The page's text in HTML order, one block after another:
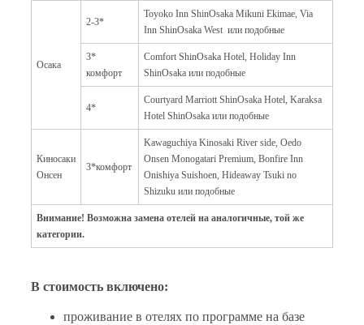
Осака
2-3*
Toyoko Inn ShinOsaka Mikuni Ekimae, Via
Inn ShinOsaka West или подобные
3*
комфорт
Comfort ShinOsaka Hotel, Holiday Inn
ShinOsaka или подобные
4*
Courtyard Marriott ShinOsaka Hotel, Karaksa
Hotel ShinOsaka или подобные
Киносаки
Онсен
3*комфорт
Kawaguchiya Kinosaki River side, Oedo
Onsen Monogatari Premium, Bonfire Inn
Onishiya Suishoen, Hideaway Tsuki no
Shizuku или подобные
Внимание! Возможна замена отелей на аналогичные, той же
категории.
В стоимость включено:
проживание в отелях по программе на базе